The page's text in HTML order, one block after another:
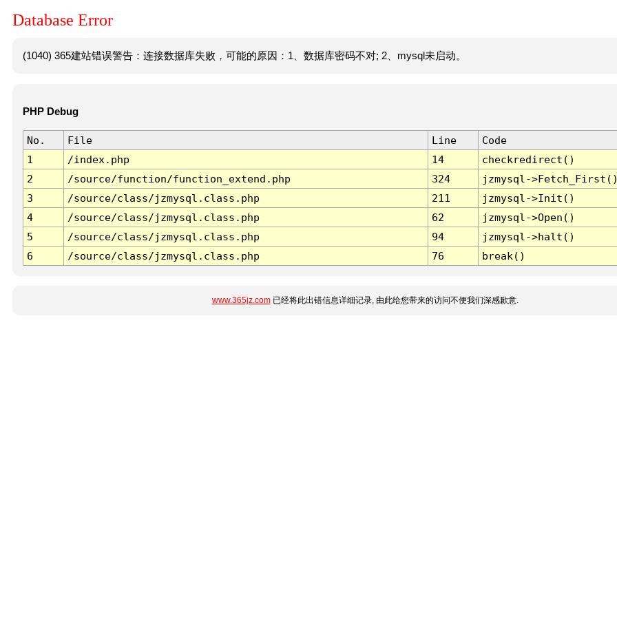
Database Error
(1040) 365建站错误警告：连接数据库失败，可能的原因：1、数据库密码不对; 2、mysql未启动。
PHP Debug
No. File Line
Code
1
/index.php 14
checkredirect()
2
/source/function/function_extend.php 324
jzmysql-
3
/source/class/jzmysql.class.php 211
jzmysql->Init()
4
/source/class/jzmysql.class.php 62
jzmysql->Open()
5
/source/class/jzmysql.class.php 94
jzmysql->halt()
6
/source/class/jzmysql.class.php 76 break()
www.365jz.com已经将此出错信息详细记录, 由此给您带来的访问不便我们深感歉意.